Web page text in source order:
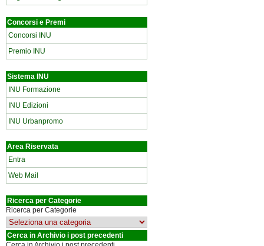
Concorsi e Premi
Concorsi INU
Premio INU
Sistema INU
INU Formazione
INU Edizioni
INU Urbanpromo
Area Riservata
Entra
Web Mail
Ricerca per Categorie
Ricerca per Categorie
Cerca in Archivio i post precedenti